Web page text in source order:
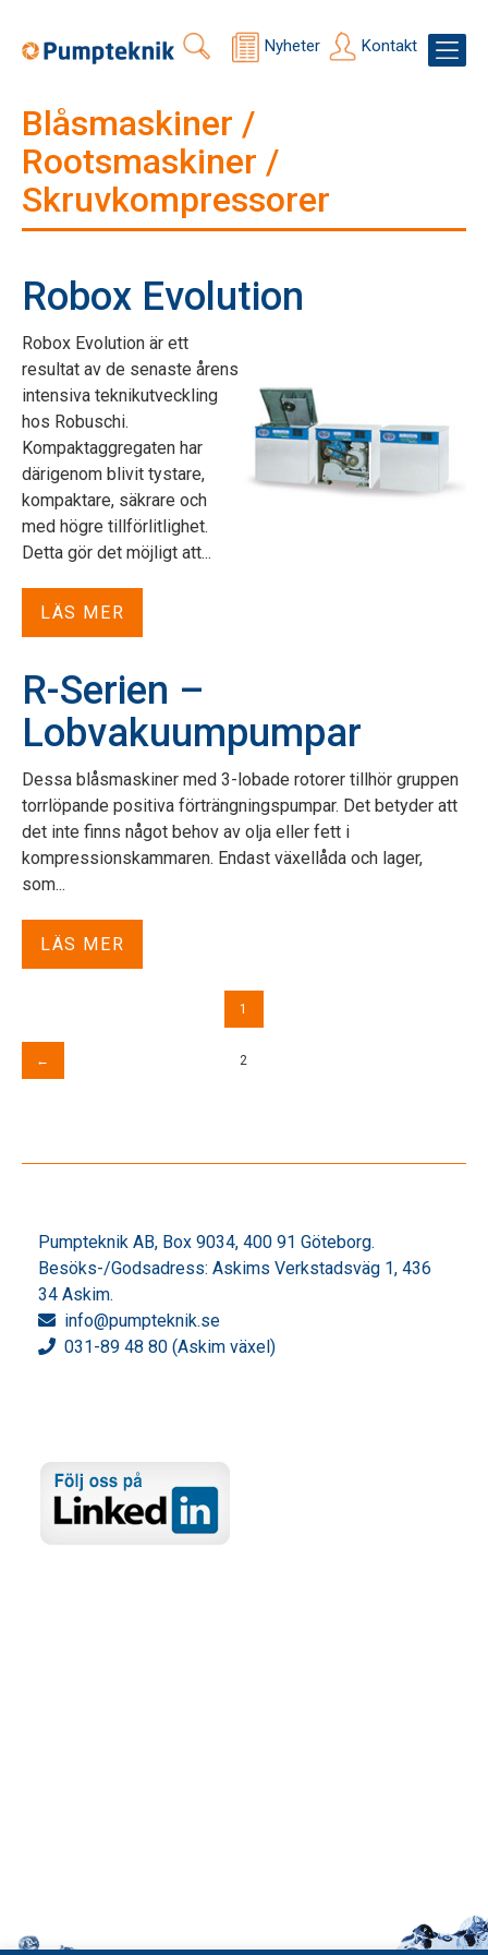
Nyheter Kontakt
Blåsmaskiner /
Rootsmaskiner /
Skruvkompressorer
Robox Evolution
Robox Evolution är ett
resultat av de senaste årens
intensiva teknikutveckling
hos Robuschi.
Kompaktaggregaten har
därigenom blivit tystare,
kompaktare, säkrare och
med högre tillförlitlighet.
Detta gör det möjligt att...
LÄS MER
R-Serien –
Lobvakuumpumpar
Dessa blåsmaskiner med 3-lobade rotorer tillhör gruppen
torrlöpande positiva förträngningspumpar. Det betyder att
det inte finns något behov av olja eller fett i
kompressionskammaren. Endast växellåda och lager,
som...
LÄS MER
Sidnumrering
för
←
1
2
Pumpteknik AB, Box 9034, 400 91 Göteborg.
Besöks-/Godsadress: Askims Verkstadsväg 1, 436
34 Askim.
info@pumpteknik.se
031-89 48 80 (Askim växel)